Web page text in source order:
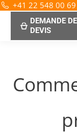
+41 22 548 00 69
DEMANDE DE
DEVIS